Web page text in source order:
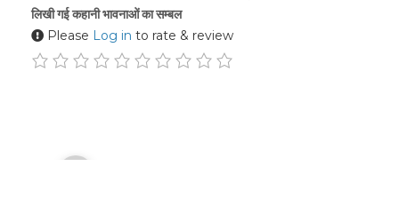
लिखी गई कहानी भावनाओं का सम्बल
Please Log in to rate & review
Player